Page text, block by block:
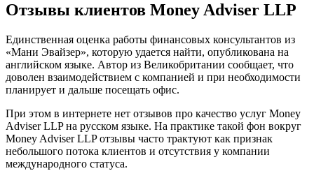
Отзывы клиентов Money Adviser LLP
Единственная оценка работы финансовых консультантов из
«Мани Эвайзер», которую удается найти, опубликована на
английском языке. Автор из Великобритании сообщает, что
доволен взаимодействием с компанией и при необходимости
планирует и дальше посещать офис.
При этом в интернете нет отзывов про качество услуг Money
Adviser LLP на русском языке. На практике такой фон вокруг
Money Adviser LLP отзывы часто трактуют как признак
небольшого потока клиентов и отсутствия у компании
международного статуса.